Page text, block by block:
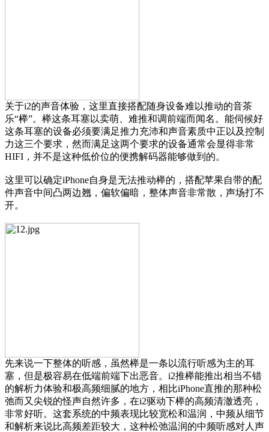
关于i2的声音体验，这里直接搭配随身设备难以推动的音茶
乐“榉”。榉这条耳塞以卖萌、难推和调前端而闻名。能伺候好
这条耳塞的设备必须要满足推力充沛和声音素质中正以及控制
力这三个要求，然而满足这两个要求的设备通常会显得非常
HIFI，并不是这种低价位的便携解码器能够做到的。
这里可以确定iPhone自身是无法推动榉的，搭配苹果自带的配
件声音中间凸两边翘，偏软偏暗，整体声音非常散，声场打不
开。
先来说一下整体的听感，虽然榉是一条以流行听感为主的耳
塞，但是极容易在低端前端下出恶音。i2推榉能推出相当不错
的解析力体验和极高频细腻的地方，相比iPhone直推的那种松
弛而又尖锐的怪声自然许多，在i2驱动下榉的高频清澈透亮，
非常好听。这套系统的中频表现比较宽松和温润，中频从细节
和解析来说比高频差距较大，这种松弛温润的中频听感对人声